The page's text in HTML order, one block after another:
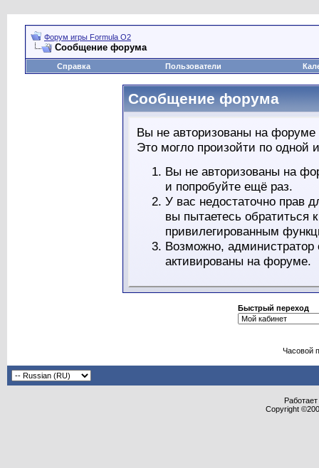
Форум игры Formula O2
Сообщение форума
Справка Пользователи
Сообщение форума
Вы не авторизованы на форуме
Это могло произойти по одной
Вы не авторизованы на
и попробуйте ещё раз.
У вас недостаточно прав
вы пытаетесь обратиться
привилегированным
Возможно,
активированы на форуме.
Быстрый переход
Часовой
Copyright